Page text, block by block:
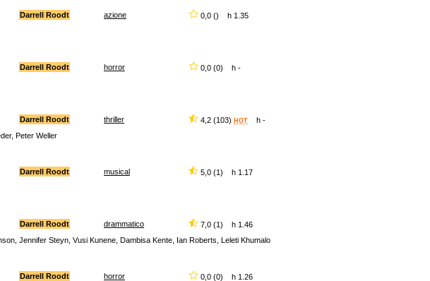
Darrell Roodt azione
0,0 () h 1.35
Darrell Roodt horror
0,0 (0) h -
Darrell Roodt thriller 4,2 (103) HOT h -
Peter Weller
Darrell Roodt musical
5,0 (1) h 1.17
Darrell Roodt drammatico
7,0 (1) h 1.46
Jennifer Steyn, Vusi Kunene, Dambisa Kente, Ian Roberts, Leleti Khumalo
Darrell Roodt horror 0,0 (0) h 1.26